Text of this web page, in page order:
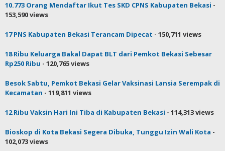
10.773 Orang Mendaftar Ikut Tes SKD CPNS Kabupaten Bekasi -
153,590 views
17 PNS Kabupaten Bekasi Terancam Dipecat - 150,711 views
18 Ribu Keluarga Bakal Dapat BLT dari Pemkot Bekasi Sebesar
Rp250 Ribu - 120,765 views
Besok Sabtu, Pemkot Bekasi Gelar Vaksinasi Lansia Serempak di
Kecamatan - 119,811 views
12 Ribu Vaksin Hari Ini Tiba di Kabupaten Bekasi - 114,313 views
Bioskop di Kota Bekasi Segera Dibuka, Tunggu Izin Wali Kota -
102,073 views